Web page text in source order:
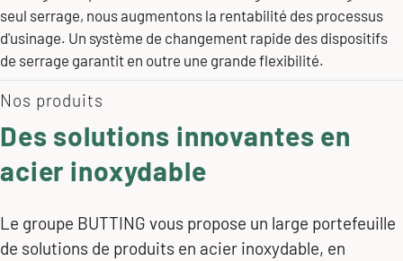
seul serrage, nous augmentons la rentabilité des processus
d'usinage. Un système de changement rapide des dispositifs
de serrage garantit en outre une grande flexibilité.
Nos produits
Des solutions innovantes en
acier inoxydable
Le groupe BUTTING vous propose un large portefeuille
de solutions de produits en acier inoxydable, en